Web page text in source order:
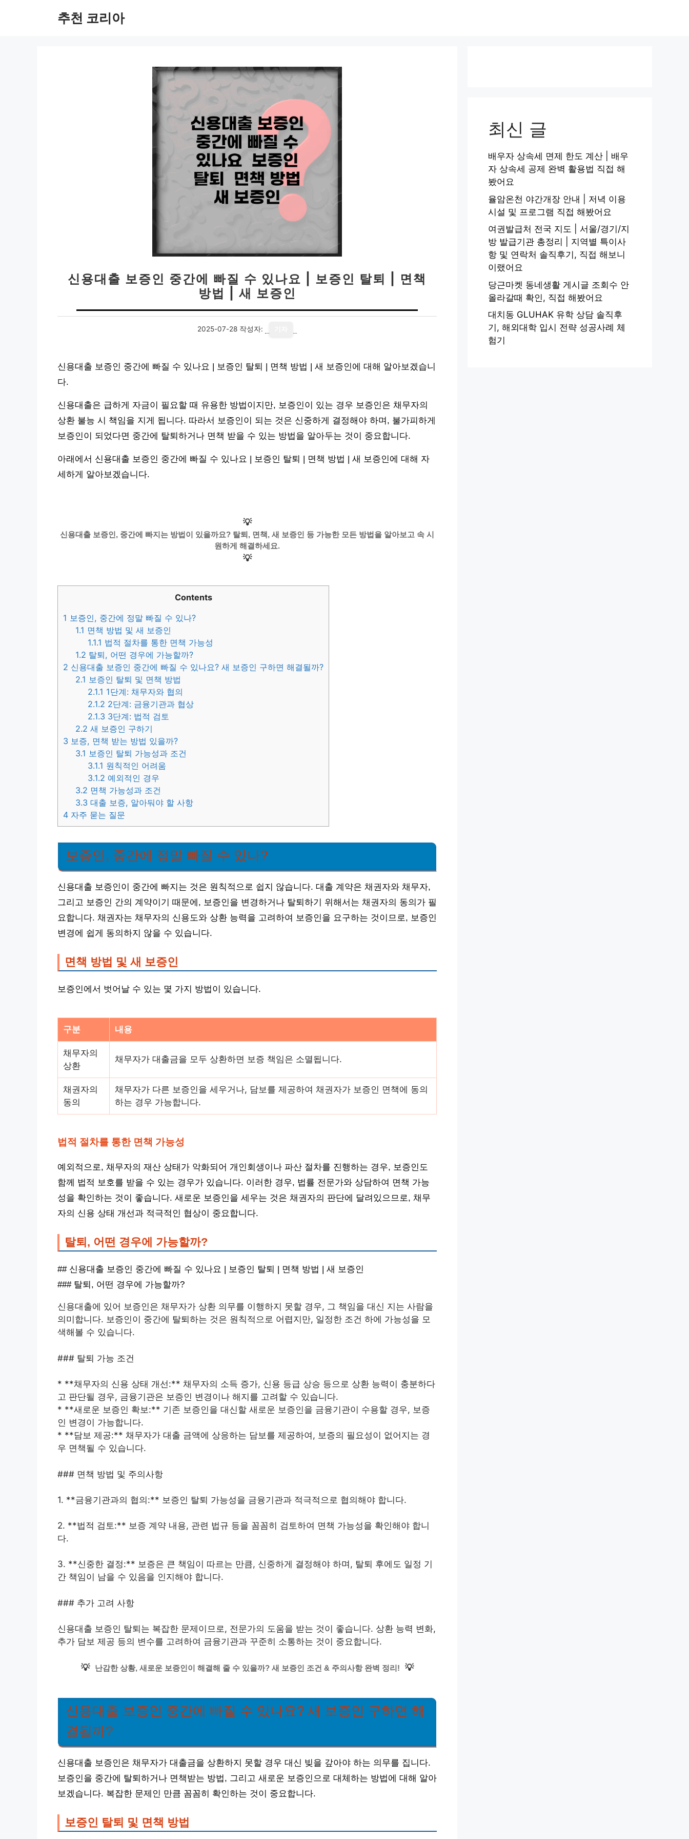
추천 코리아
신용대출 보증인 중간에 빠질 수 있나요 | 보증인 탈퇴 | 면책
방법 | 새 보증인
2025-07-28 작성자:
신용대출 보증인 중간에 빠질 수 있나요 | 보증인 탈퇴 | 면책 방법 | 새 보증인에 대해 알아보겠습니
다.
신용대출은 급하게 자금이 필요할 때 유용한 방법이지만, 보증인이 있는 경우 보증인은 채무자의
상환 불능 시 책임을 지게 됩니다. 따라서 보증인이 되는 것은 신중하게 결정해야 하며, 불가피하게
보증인이 되었다면 중간에 탈퇴하거나 면책 받을 수 있는 방법을 알아두는 것이 중요합니다.
아래에서 신용대출 보증인 중간에 빠질 수 있나요 | 보증인 탈퇴 | 면책 방법 | 새 보증인에 대해 자
세하게 알아보겠습니다.
💡
신용대출 보증인, 중간에 빠지는 방법이 있을까요? 탈퇴, 면책, 새 보증인 등 가능한 모든 방법을 알아보고 속 시
원하게 해결하세요.
💡
Contents
1 보증인, 중간에 정말 빠질 수 있나?
1.1 면책 방법 및 새 보증인
1.1.1 법적 절차를 통한 면책 가능성
1.2 탈퇴, 어떤 경우에 가능할까?
2 신용대출 보증인 중간에 빠질 수 있나요? 새 보증인 구하면 해결될까?
2.1 보증인 탈퇴 및 면책 방법
2.1.1 1단계: 채무자와 협의
2.1.2 2단계: 금융기관과 협상
2.1.3 3단계: 법적 검토
2.2 새 보증인 구하기
3 보증, 면책 받는 방법 있을까?
3.1 보증인 탈퇴 가능성과 조건
3.1.1 원칙적인 어려움
3.1.2 예외적인 경우
3.2 면책 가능성과 조건
3.3 대출 보증, 알아둬야 할 사항
4 자주 묻는 질문
보증인, 중간에 정말 빠질 수 있나?
신용대출 보증인이 중간에 빠지는 것은 원칙적으로 쉽지 않습니다. 대출 계약은 채권자와 채무자,
그리고 보증인 간의 계약이기 때문에, 보증인을 변경하거나 탈퇴하기 위해서는 채권자의 동의가 필
요합니다. 채권자는 채무자의 신용도와 상환 능력을 고려하여 보증인을 요구하는 것이므로, 보증인
변경에 쉽게 동의하지 않을 수 있습니다.
면책 방법 및 새 보증인
보증인에서 벗어날 수 있는 몇 가지 방법이 있습니다.
구분 내용
채무자의
상환
채무자가 대출금을 모두 상환하면 보증 책임은 소멸됩니다.
채권자의
동의
채무자가 다른 보증인을 세우거나, 담보를 제공하여 채권자가 보증인 면책에 동의
하는 경우 가능합니다.
법적 절차를 통한 면책 가능성
예외적으로, 채무자의 재산 상태가 악화되어 개인회생이나 파산 절차를 진행하는 경우, 보증인도
함께 법적 보호를 받을 수 있는 경우가 있습니다. 이러한 경우, 법률 전문가와 상담하여 면책 가능
성을 확인하는 것이 좋습니다. 새로운 보증인을 세우는 것은 채권자의 판단에 달려있으므로, 채무
자의 신용 상태 개선과 적극적인 협상이 중요합니다.
탈퇴, 어떤 경우에 가능할까?
## 신용대출 보증인 중간에 빠질 수 있나요 | 보증인 탈퇴 | 면책 방법 | 새 보증인
### 탈퇴, 어떤 경우에 가능할까?
신용대출에 있어 보증인은 채무자가 상환 의무를 이행하지 못할 경우, 그 책임을 대신 지는 사람을
의미합니다. 보증인이 중간에 탈퇴하는 것은 원칙적으로 어렵지만, 일정한 조건 하에 가능성을 모
색해볼 수 있습니다.
### 탈퇴 가능 조건
* **채무자의 신용 상태 개선:** 채무자의 소득 증가, 신용 등급 상승 등으로 상환 능력이 충분하다
고 판단될 경우, 금융기관은 보증인 변경이나 해지를 고려할 수 있습니다.
* **새로운 보증인 확보:** 기존 보증인을 대신할 새로운 보증인을 금융기관이 수용할 경우, 보증
인 변경이 가능합니다.
* **담보 제공:** 채무자가 대출 금액에 상응하는 담보를 제공하여, 보증의 필요성이 없어지는 경
우 면책될 수 있습니다.
### 면책 방법 및 주의사항
1. **금융기관과의 협의:** 보증인 탈퇴 가능성을 금융기관과 적극적으로 협의해야 합니다.
2. **법적 검토:** 보증 계약 내용, 관련 법규 등을 꼼꼼히 검토하여 면책 가능성을 확인해야 합니
다.
3. **신중한 결정:** 보증은 큰 책임이 따르는 만큼, 신중하게 결정해야 하며, 탈퇴 후에도 일정 기
간 책임이 남을 수 있음을 인지해야 합니다.
### 추가 고려 사항
신용대출 보증인 탈퇴는 복잡한 문제이므로, 전문가의 도움을 받는 것이 좋습니다. 상환 능력 변화,
추가 담보 제공 등의 변수를 고려하여 금융기관과 꾸준히 소통하는 것이 중요합니다.
💡 난감한 상황, 새로운 보증인이 해결해 줄 수 있을까? 새 보증인 조건 & 주의사항 완벽 정리! 💡
신용대출 보증인 중간에 빠질 수 있나요? 새 보증인 구하면 해
결될까?
신용대출 보증인은 채무자가 대출금을 상환하지 못할 경우 대신 빚을 갚아야 하는 의무를 집니다.
보증인을 중간에 탈퇴하거나 면책받는 방법, 그리고 새로운 보증인으로 대체하는 방법에 대해 알아
보겠습니다. 복잡한 문제인 만큼 꼼꼼히 확인하는 것이 중요합니다.
보증인 탈퇴 및 면책 방법
최신 글
배우자 상속세 면제 한도 계산 | 배우
자 상속세 공제 완벽 활용법 직접 해
봤어요
율암온천 야간개장 안내 | 저녁 이용
시설 및 프로그램 직접 해봤어요
여권발급처 전국 지도 | 서울/경기/지
방 발급기관 총정리 | 지역별 특이사
항 및 연락처 솔직후기, 직접 해보니
이랬어요
당근마켓 동네생활 게시글 조회수 안
올라갈때 확인, 직접 해봤어요
대치동 GLUHAK 유학 상담 솔직후
기, 해외대학 입시 전략 성공사례 체
험기